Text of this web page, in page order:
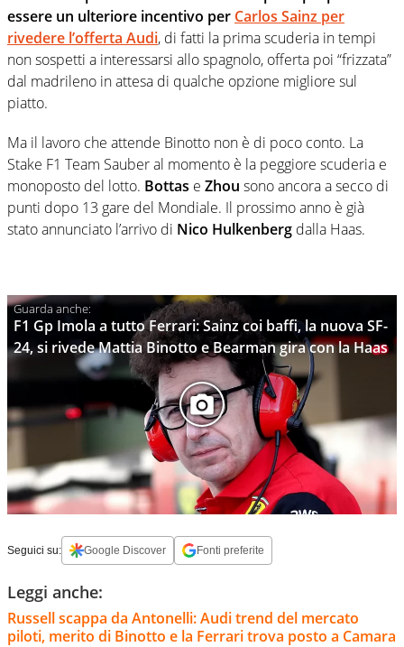
essere un ulteriore incentivo per Carlos Sainz per
rivedere l’offerta Audi, di fatti la prima scuderia in tempi
non sospetti a interessarsi allo spagnolo, offerta poi “frizzata”
dal madrileno in attesa di qualche opzione migliore sul
piatto.
Ma il lavoro che attende Binotto non è di poco conto. La
Stake F1 Team Sauber al momento è la peggiore scuderia e
monoposto del lotto. Bottas e Zhou sono ancora a secco di
punti dopo 13 gare del Mondiale. Il prossimo anno è già
stato annunciato l’arrivo di Nico Hulkenberg dalla Haas.
F1 Gp Imola a tutto Ferrari: Sainz coi baffi, la nuova SF-
24, si rivede Mattia Binotto e Bearman gira con la Haas
Seguici su: Google Discover Fonti preferite
Leggi anche:
Russell scappa da Antonelli: Audi trend del mercato
piloti, merito di Binotto e la Ferrari trova posto a Camara